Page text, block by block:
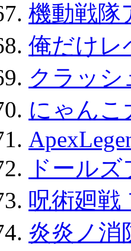
機動戦隊
俺だけレ
クラッ
にゃんこ
ドール
呪術廻戦
炎炎ノ消